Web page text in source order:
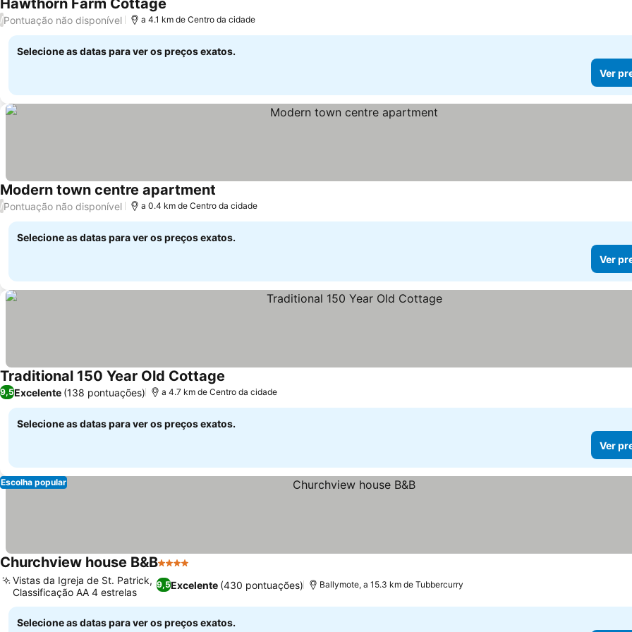
Hawthorn Farm Cottage
/Pontuação não disponível a 4.1 km de Centro da cidade
Selecione as datas para ver os preços exatos.
Ver
Modern town centre apartment
/Pontuação não disponível a 0.4 km de Centro da cidade
Selecione as datas para ver os preços exatos.
Ver
Traditional 150 Year Old Cottage
9,5Excelente (138 pontuações) a 4.7 km de Centro da cidade
Selecione as datas para ver os preços exatos.
Ver
Escolha popular
Churchview house B&B4 Estrelas
9,5Excelente (430 pontuações)
Vistas da Igreja de St. Patrick,
Classificação AA 4 estrelas
Ballymote, a 15.3 km de Tubbercurry
Selecione as datas para ver os preços exatos.